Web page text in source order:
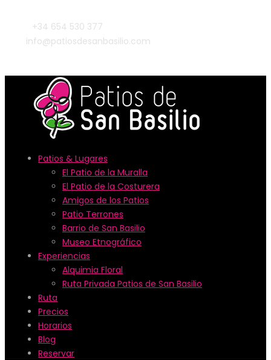
+34 654 530 377
info@patiosdesanbasilio.com
Patios & Lugares
El Patio de la Muralla
El Patio de la Costurera
Amigos de los Patios
Patio Terrones
Barrio de San Basilio
Museo Etnográfico
Experiencias
Alquimia Floral
Ruta Privada Patios de San Basilio
Ruta
Precios
Horarios
Blog
Reservar